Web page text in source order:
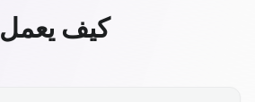
كيف يعمل